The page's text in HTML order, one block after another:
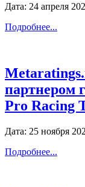
Дата: 24 апреля
Подробнее...
партнером
Pro Racing
Дата: 25 ноября
Подробнее...